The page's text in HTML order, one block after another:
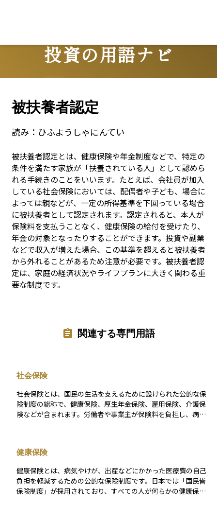
投資の用語ナビ
Terms
被扶養者認定
読み： ひふようしゃにんてい
被扶養者認定とは、健康保険や年金制度などで、特定の
条件を満たす家族が「扶養されている人」として認めら
れる手続きのことをいいます。たとえば、会社員が加入
している社会保険においては、配偶者や子ども、場合に
よっては親などが、一定の所得基準を下回っている場合
に被扶養者として認定されます。認定されると、本人が
保険料を支払うことなく、健康保険の給付を受けたり、
年金の対象となったりすることができます。投資や副業
などで収入が増えた場合、この基準を超えると被扶養者
から外れることがあるため注意が必要です。被扶養者認
定は、家庭の経済状況やライフプランに大きく関わる重
要な制度です。
関連する専門用語
社会保険
社会保険とは、国民の生活を支えるために設けられた公的な保
険制度の総称で、健康保険、厚生年金保険、雇用保険、介護保
険などが含まれます。労働者や事業主が保険料を負担し、病気
においては「公的保障の不足分をどのように補うか」を考える
前提となる存在です。
健康保険
健康保険とは、病気やけが、出産などにかかった医療費の自己
負担を軽減するための公的な保険制度です。日本では「国民皆
保険制度」が採用されており、すべての人が何らかの健康保険